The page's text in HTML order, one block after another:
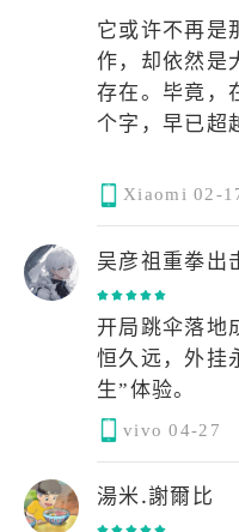
它或许不再是
作，却依然是
存在。毕竟，
个字，早已超
Xiaomi 02-
吴彦祖重拳出
开局跳伞落地
恒久远，外
生”体验。
vivo 04-27
湯米.謝爾比